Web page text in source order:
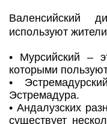
Валенсийский
используют
• Мурсийский –
которыми
•
Эстремадура.
• Андалузских
существует